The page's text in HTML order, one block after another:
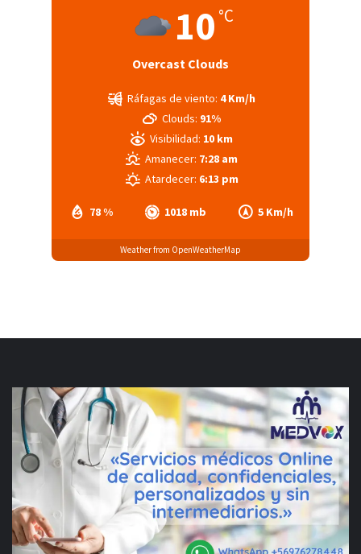
10 °C
Overcast Clouds
78 % 1018 mb 5 Km/h
Ráfagas de viento: 4 Km/h
Clouds: 91%
Visibilidad: 10 km
Amanecer: 7:28 am
Atardecer: 6:13 pm
Weather from OpenWeatherMap